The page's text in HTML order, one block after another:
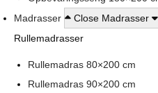
Madrasser
Close Madrasser
Rullemadrasser
Rullemadras 80×200 cm
Rullemadras 90×200 cm